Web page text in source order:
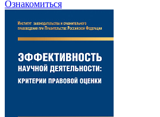
Ознакомиться